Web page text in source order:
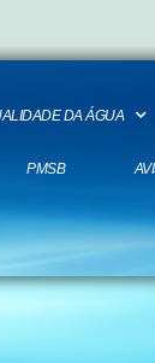
DA ÁGUA
PMSB